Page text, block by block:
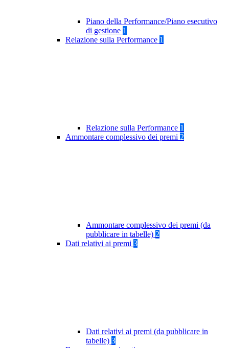
Piano della Performance/Piano esecutivo
di gestione 1
Relazione sulla Performance 1
Relazione sulla Performance 1
Ammontare complessivo dei premi 2
Ammontare complessivo dei premi (da
pubblicare in tabelle) 2
Dati relativi ai premi 3
Dati relativi ai premi (da pubblicare in
tabelle) 3